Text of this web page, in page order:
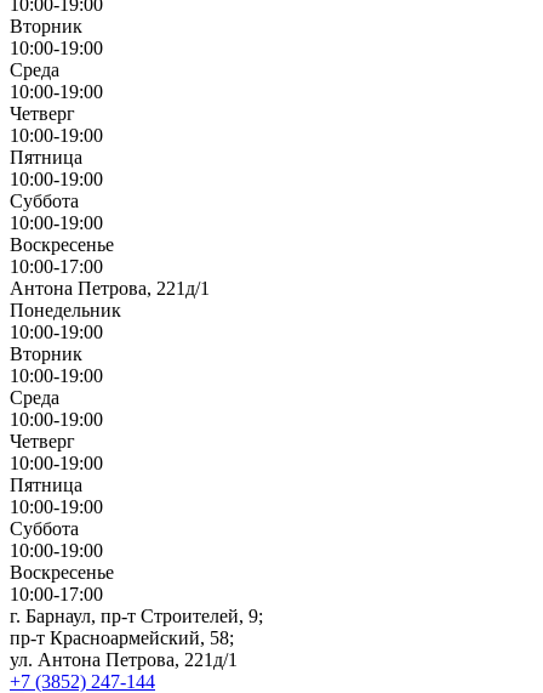
10:00-19:00
Вторник
10:00-19:00
Среда
10:00-19:00
Четверг
10:00-19:00
Пятница
10:00-19:00
Суббота
10:00-19:00
Воскресенье
10:00-17:00
Антона Петрова, 221д/1
Понедельник
10:00-19:00
Вторник
10:00-19:00
Среда
10:00-19:00
Четверг
10:00-19:00
Пятница
10:00-19:00
Суббота
10:00-19:00
Воскресенье
10:00-17:00
г. Барнаул, пр-т Строителей, 9;
пр-т Красноармейский, 58;
ул. Антона Петрова, 221д/1
+7 (3852) 247-144